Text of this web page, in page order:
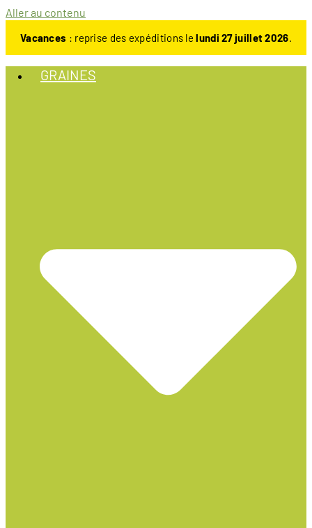
Aller au contenu
Vacances : reprise des expéditions lelundi 27 juillet 2026.
GRAINES